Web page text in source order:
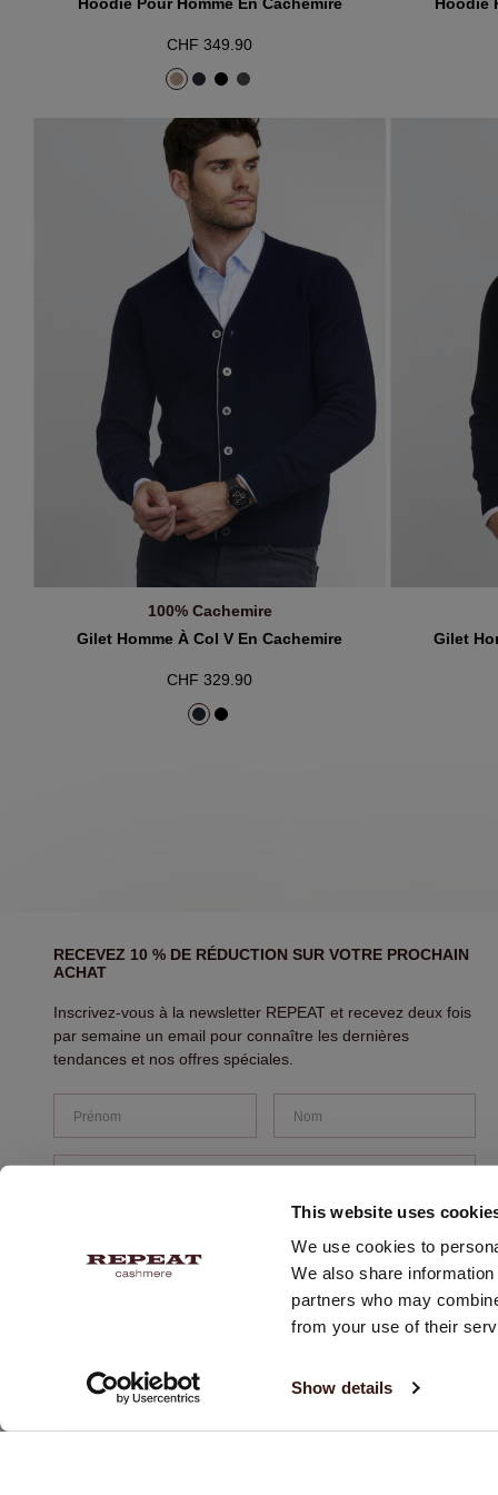
This website uses
We use cookies to
We also share
partners who may
from your use of their
Show details
CHF 349.90
AJOUTER AU PANIER
100% Cachemire
Gilet Homme À Col V En Cachemire
CHF 329.90
Gilet
RECEVEZ 10 % DE RÉDUCTION SUR VOTRE PROCHAIN
ACHAT
Inscrivez-vous à la newsletter REPEAT et recevez deux fois
par semaine un email pour connaître les dernières
tendances et nos offres spéciales.
goeie producten. goeie levering
goeie producten. goeie levering